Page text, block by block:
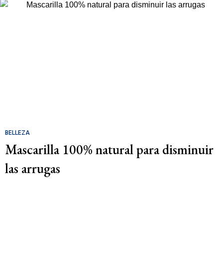
BELLEZA
Mascarilla 100% natural para disminuir
las arrugas